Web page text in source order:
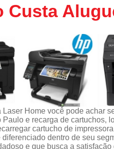
Custa
Laser Home você pode achar
Paulo e recarga de cartuchos,
cartucho de
dentro de seu
e que busca a satisfação